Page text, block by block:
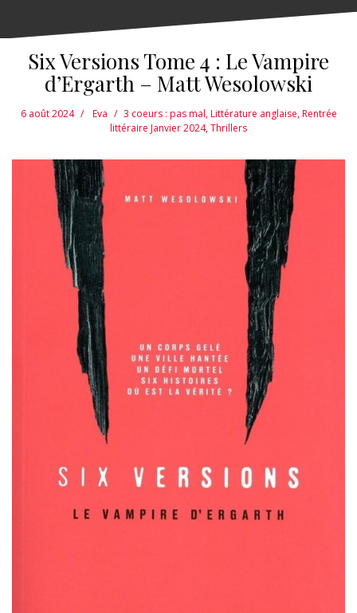
Six Versions Tome 4 : Le Vampire
d’Ergarth – Matt Wesolowski
6 août 2024 Eva 3 coeurs : pas mal,Littérature anglaise,Rentrée
littéraire Janvier 2024,Thrillers